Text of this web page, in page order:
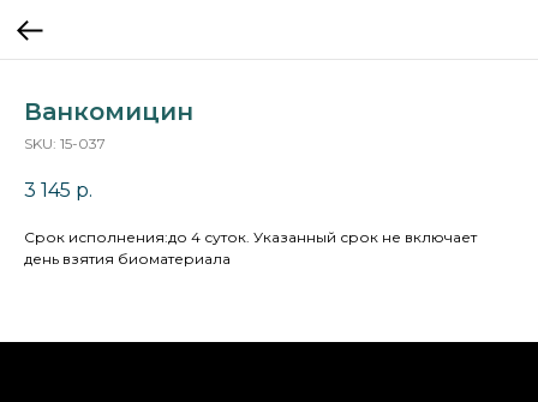
Ванкомицин
SKU: 15-037
3 145 р.
Cрок исполнения:до 4 суток. Указанный срок не включает
день взятия биоматериала